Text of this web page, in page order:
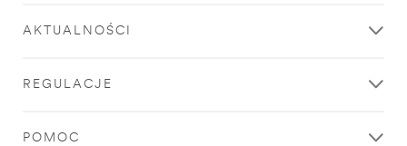
AKTUALNOŚCI
REGULACJE
POMOC